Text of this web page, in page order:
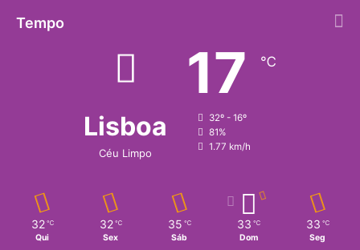
Tempo
Lisboa
Céu Limpo
17 ℃
32º - 16º
81%
1.77 km/h
32 ℃
Qui
32 ℃
Sex
35 ℃
Sáb
33 ℃
Dom
33 ℃
Seg